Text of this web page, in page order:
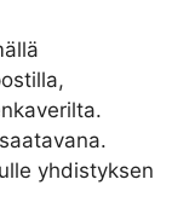
yhdistyksen